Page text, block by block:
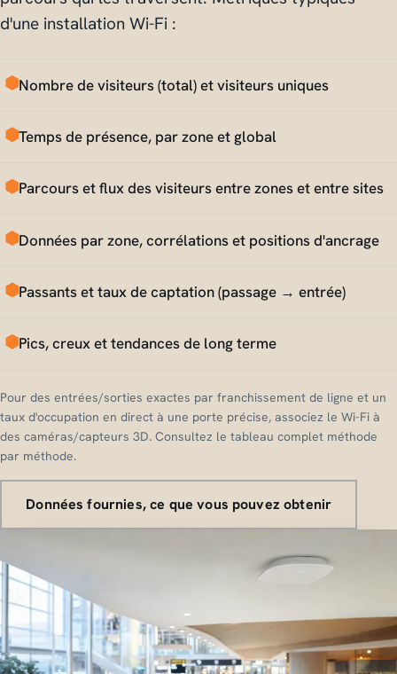
d'une installation Wi-Fi :
Nombre de visiteurs (total) et visiteurs uniques
Temps de présence, par zone et global
Parcours et flux des visiteurs entre zones et entre sites
Données par zone, corrélations et positions d'ancrage
Passants et taux de captation (passage → entrée)
Pics, creux et tendances de long terme
Pour des entrées/sorties exactes par franchissement de ligne et un
taux d'occupation en direct à une porte précise, associez le Wi-Fi à
des caméras/capteurs 3D. Consultez le tableau complet méthode
par méthode.
Données fournies, ce que vous pouvez obtenir